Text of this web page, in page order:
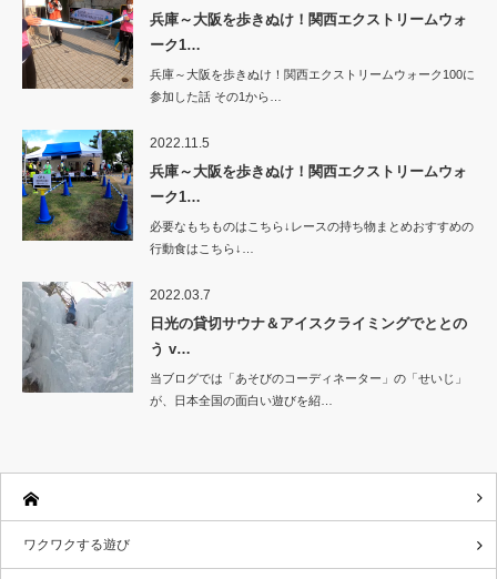
兵庫～大阪を歩きぬけ！関西エクストリームウォ
ーク1…
兵庫～大阪を歩きぬけ！関西エクストリームウォーク100に
参加した話 その1から…
2022.11.5
兵庫～大阪を歩きぬけ！関西エクストリームウォ
ーク1…
必要なもちものはこちら↓レースの持ち物まとめおすすめの
行動食はこちら↓…
2022.03.7
日光の貸切サウナ＆アイスクライミングでととの
う v…
当ブログでは「あそびのコーディネーター」の「せいじ」
が、日本全国の面白い遊びを紹…
ワクワクする遊び